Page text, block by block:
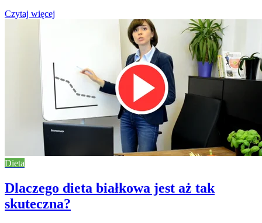
Czytaj więcej
Dieta
Dlaczego dieta białkowa jest aż tak
skuteczna?